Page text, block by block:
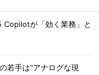
が「効く業務」と
若手は“アナログな現